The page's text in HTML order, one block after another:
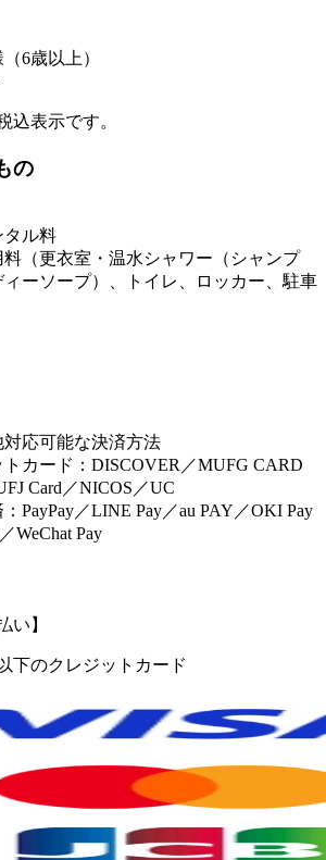
6歳以上）
込表示です。
の
タル料
料（更衣室・温水シャワー（シャンプ
ィーソープ）、トイレ、ロッカー、駐車
応可能な決済方法
トカード：DISCOVER／MUFG CARD
Card／NICOS／UC
PayPay／LINE Pay／au PAY／OKI Pay
WeChat Pay
い】
下のクレジットカード